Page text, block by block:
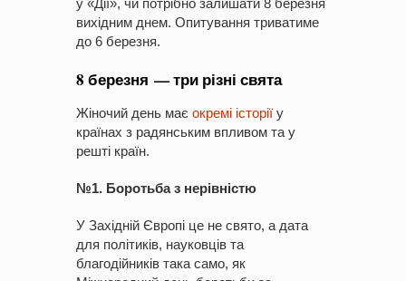
у «Дії», чи потрібно залишати 8 березня
вихідним днем. Опитування триватиме
до 6 березня.
8 березня — три різні свята
Жіночий день має окремі історії у
країнах з радянським впливом та у
решті країн.
№1. Боротьба з нерівністю
У Західній Європі це не свято, а дата
для політиків, науковців та
благодійників така само, як